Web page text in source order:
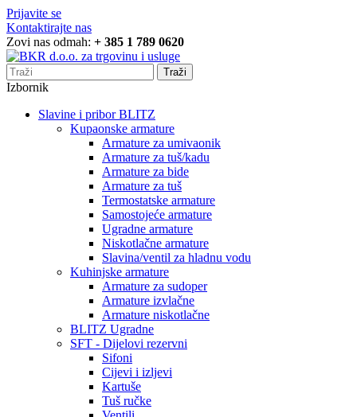
Prijavite se
Kontaktirajte nas
Zovi nas odmah: + 385 1 789 0620
Traži
Izbornik
Slavine i pribor BLITZ
Kupaonske armature
Armature za umivaonik
Armature za tuš/kadu
Armature za bide
Armature za tuš
Termostatske armature
Samostojeće armature
Ugradne armature
Niskotlačne armature
Slavina/ventil za hladnu vodu
Kuhinjske armature
Armature za sudoper
Armature izvlačne
Armature niskotlačne
BLITZ Ugradne
SFT - Dijelovi rezervni
Sifoni
Cijevi i izljevi
Kartuše
Tuš ručke